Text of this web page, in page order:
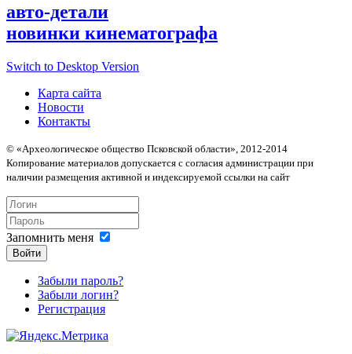
авто-детали
новинки кинематографа
Switch to Desktop Version
Карта сайта
Новости
Контакты
© «Археологическое общество Псковской области», 2012-2014
Копирование материалов допускается с согласия администрации при
наличии размещения активной и индексируемой ссылки на сайт
Запомнить меня
Войти
Забыли пароль?
Забыли логин?
Регистрация